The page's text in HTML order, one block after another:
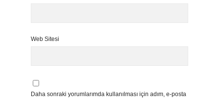
Web Sitesi
Daha sonraki yorumlarımda kullanılması için adım, e-posta